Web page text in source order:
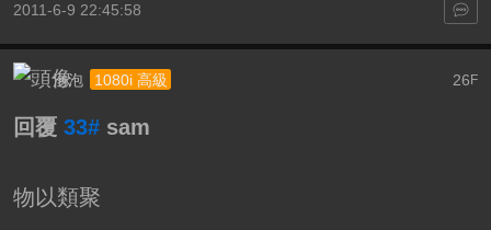
2011-6-9 22:45:58
26F
泡泡 1080i 高級
回覆 33# sam
物以類聚